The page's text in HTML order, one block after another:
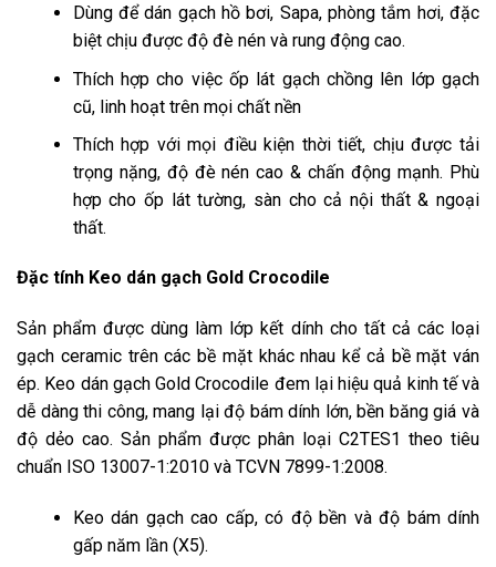
Dùng để dán gạch hồ bơi, Sapa, phòng tắm hơi, đặc
biệt chịu được độ đè nén và rung động cao.
Thích hợp cho việc ốp lát gạch chồng lên lớp gạch
cũ, linh hoạt trên mọi chất nền
Thích hợp với mọi điều kiện thời tiết, chịu được tải
trọng nặng, độ đè nén cao & chấn động mạnh. Phù
hợp cho ốp lát tường, sàn cho cả nội thất & ngoại
thất.
Đặc tính Keo dán gạch Gold Crocodile
Sản phẩm được dùng làm lớp kết dính cho tất cả các loại
gạch ceramic trên các bề mặt khác nhau kể cả bề mặt ván
ép. Keo dán gạch Gold Crocodile đem lại hiệu quả kinh tế và
dễ dàng thi công, mang lại độ bám dính lớn, bền băng giá và
độ dẻo cao. Sản phẩm được phân loại C2TES1 theo tiêu
chuẩn ISO 13007-1:2010 và TCVN 7899-1:2008.
Keo dán gạch cao cấp, có độ bền và độ bám dính
gấp năm lần (X5).